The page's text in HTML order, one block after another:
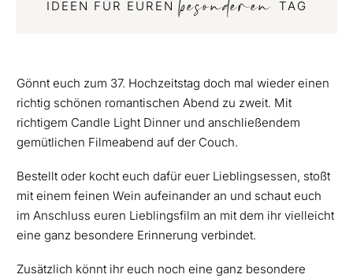
IDEEN FÜR EURENbesonderen TAG
Gönnt euch zum 37. Hochzeitstag doch mal wieder einen
richtig schönen romantischen Abend zu zweit. Mit
richtigem Candle Light Dinner und anschließendem
gemütlichen Filmeabend auf der Couch.
Bestellt oder kocht euch dafür euer Lieblingsessen, stoßt
mit einem feinen Wein aufeinander an und schaut euch
im Anschluss euren Lieblingsfilm an mit dem ihr vielleicht
eine ganz besondere Erinnerung verbindet.
Zusätzlich könnt ihr euch noch eine ganz besondere